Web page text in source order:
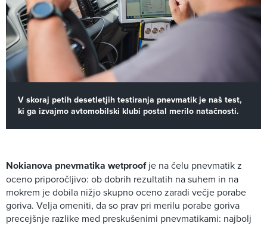
V skoraj petih desetletjih testiranja pnevmatik je naš test,
ki ga izvajmo avtomobilski klubi postal merilo natačnosti.
Nokianova pnevmatika wetproofje na čelu pnevmatik z
oceno priporočljivo: ob dobrih rezultatih na suhem in na
mokrem je dobila nižjo skupno oceno zaradi večje porabe
goriva. Velja omeniti, da so prav pri merilu porabe goriva
precejšnje razlike med preskušenimi pnevmatikami: najbolj